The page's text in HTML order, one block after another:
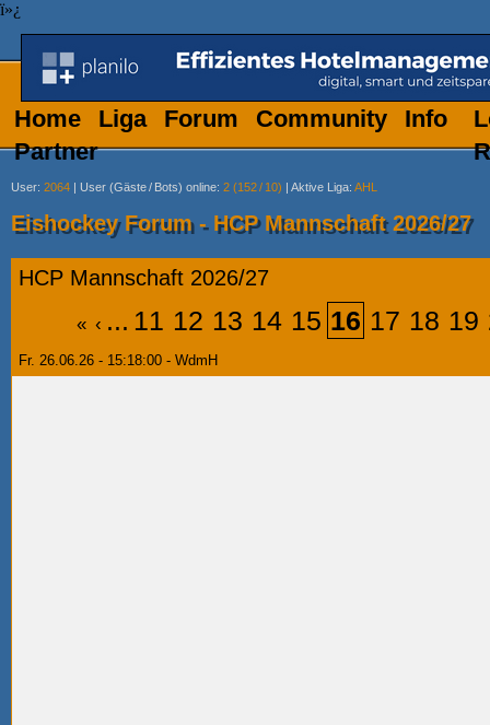
ï»¿
Home Liga Forum Community
Info
Partner
User: 2064 | User (Gäste/ Bots) online: 2 (152/ 10) | Aktive Liga: AHL
Eishockey Forum - HCP Mannschaft 2026/27
HCP Mannschaft 2026/27
« ‹ ... 11 12 13 14 15 16 17 18 19
Fr. 26.06.26 - 15:18:00 - WdmH